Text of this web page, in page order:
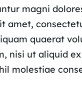
magni
amet,
quaerat
nisi ut aliquid
molestiae